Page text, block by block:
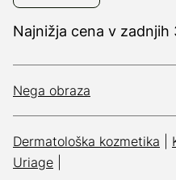
Najnižja cena v zadnjih
Nega obraza
Dermatološka kozmetika
Uriage